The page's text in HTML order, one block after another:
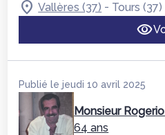
Vallères (37) - Tours (37)
Publié le jeudi 10 avril 2025
Monsieur
64 ans